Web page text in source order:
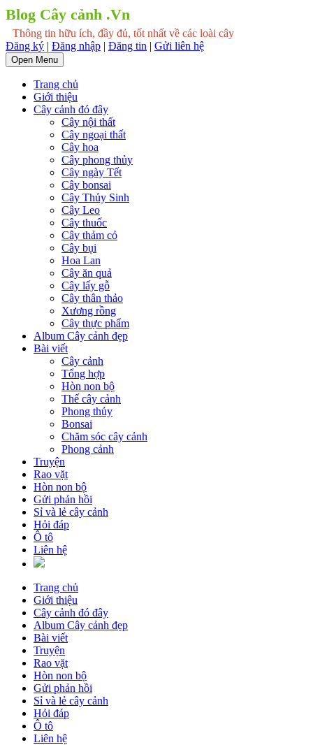
Blog Cây cảnh .Vn
Thông tin hữu ích, đầy đủ, tốt nhất về các loài cây
Đăng ký | Đăng nhập | Đăng tin | Gửi liên hệ
Open Menu
Trang chủ
Giới thiệu
Cây cảnh đó đây
Cây nội thất
Cây ngoại thất
Cây hoa
Cây phong thủy
Cây ngày Tết
Cây bonsai
Cây Thủy Sinh
Cây Leo
Cây thuốc
Cây thảm cỏ
Cây bụi
Hoa Lan
Cây ăn quả
Cây lấy gỗ
Cây thân thảo
Xương rồng
Cây thực phẩm
Album Cây cảnh đẹp
Bài viết
Cây cảnh
Tổng hợp
Hòn non bộ
Thế cây cảnh
Phong thủy
Bonsai
Chăm sóc cây cảnh
Phong cảnh
Truyện
Rao vặt
Hòn non bộ
Gửi phản hồi
Sỉ và lẻ cây cảnh
Hỏi đáp
Ô tô
Liên hệ
Trang chủ
Giới thiệu
Cây cảnh đó đây
Album Cây cảnh đẹp
Bài viết
Truyện
Rao vặt
Hòn non bộ
Gửi phản hồi
Sỉ và lẻ cây cảnh
Hỏi đáp
Ô tô
Liên hệ